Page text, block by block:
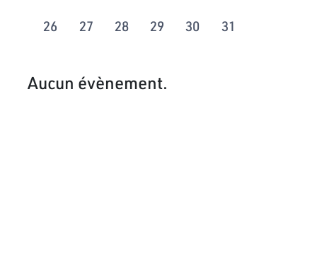
26 27 28 29 30 31
Aucun évènement.